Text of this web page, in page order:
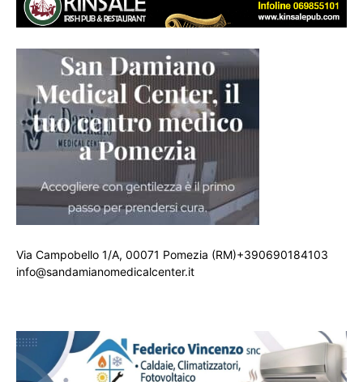
Via Campobello 1/A, 00071 Pomezia (RM)+390690184103
info@sandamianomedicalcenter.it